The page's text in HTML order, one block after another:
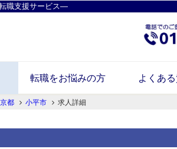
職支援サービス―
転職をお悩みの方 よくあ
都 小平市 求人詳細